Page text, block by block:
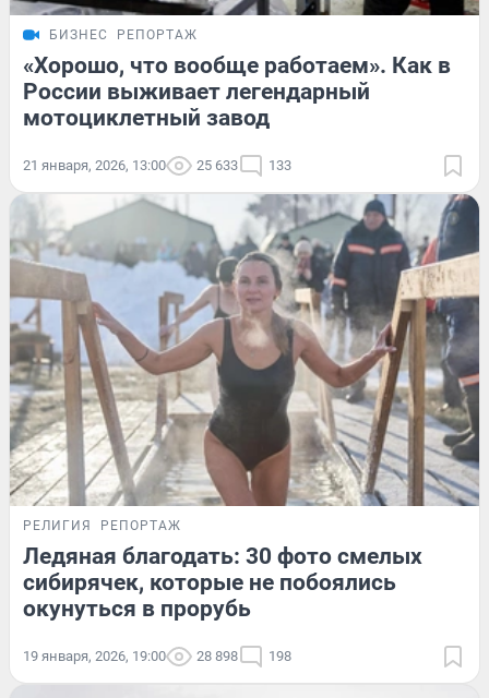
БИЗНЕС РЕПОРТАЖ
«Хорошо, что вообще работаем». Как в
России выживает легендарный
мотоциклетный завод
21 января, 2026, 13:00 25 633 133
РЕЛИГИЯ РЕПОРТАЖ
Ледяная благодать: 30 фото смелых
сибирячек, которые не побоялись
окунуться в прорубь
19 января, 2026, 19:00 28 898 198